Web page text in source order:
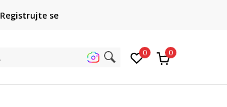
POZOVITE NAS
011 422 1422
Registrujte se
0 0